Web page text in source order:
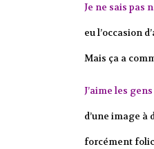
Je ne sais pas
eu l’occasion
Mais ça a
J’aime les
d’une image à
forcément